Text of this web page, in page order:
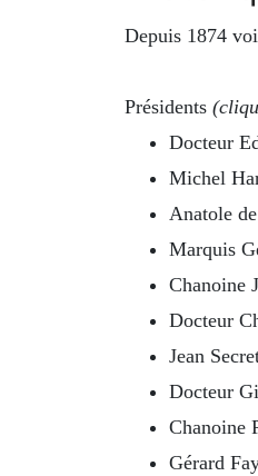
Depuis 1874
Présidents
Docteur
Michel
Anatole
Marquis
Chanoine
Docteur
Jean
Docteur
Chanoine
Gérard